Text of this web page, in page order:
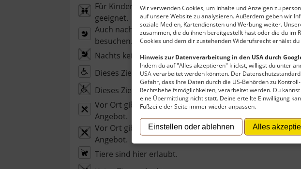
Wir verwenden Cookies, um Inhalte und Anzeigen zu
auf unsere Website zu analysieren. Außerdem geben wir
soziale Medien, Kartendiensten und Werbung weiter.
zusammen, die du ihnen bereitgestellt hast oder die du im
Cookies und dem dir zustehenden Widerufsrecht erhälst
Hinweis zur Datenverarbeitung in den USA durch
Indem du auf "Alles akzeptieren" klickst, willigst du unter
USA verarbeitet werden könnten. Der
Gefahr, dass Ihre Daten durch die US-Behörden zu
Rechtsbehelfsmöglichkeiten, verarbeitet werden. Du
eine Übermittlung nicht statt. Deine erteilte Einwilligung
Fußzeile der Seite immer wieder anpassen.
Einstellen oder ablehnen Alles
Für Kinder ab sechs Jahre nicht
geeignet.
Auch nachts kann man dieses Ziel
besuchen.
Nachts kein Zutritt oder zu gefährlich.
Dieses Ziel ist barrierefrei.
Dieses Ziel ist nicht barrierefrei.
Vor Ort gibt es ein gastronomisches
Angebot.
Vor Ort gibt es kein gastronomisches
Angebot.
Tiere sind hier erlaubt.